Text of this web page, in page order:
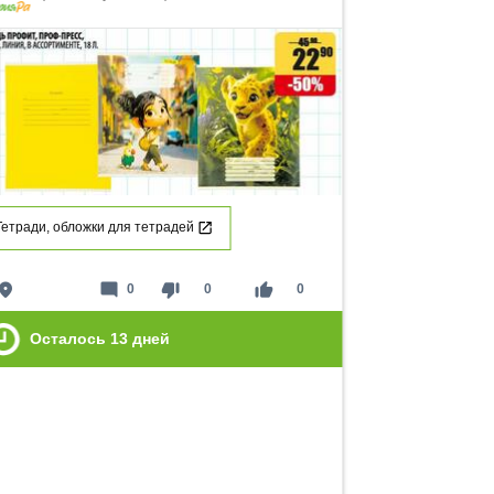
обложки для тетрадей
place thumb_down 0 thumb_up 0
mode_comment 0
Осталось 13 дней